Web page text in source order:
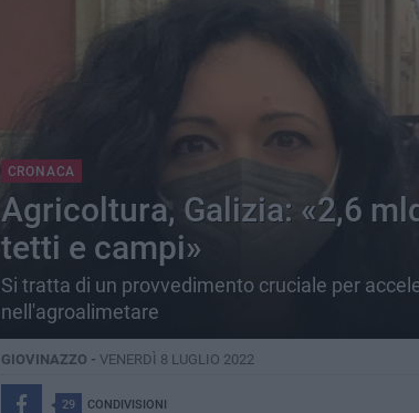
CRONACA
Agricoltura, Galizia: «2,6
tetti e campi»
Si tratta di un provvedimento cruciale per
nell'agroalimetare
GIOVINAZZO - VENERDÌ 8 LUGLIO 2022
29 CONDIVISIONI